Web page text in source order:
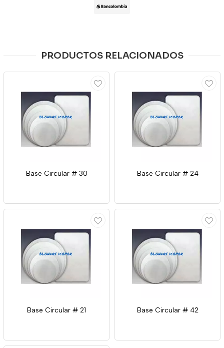
PRODUCTOS RELACIONADOS
Base Circular # 30 Base Circular # 24
Base Circular # 21 Base Circular # 42